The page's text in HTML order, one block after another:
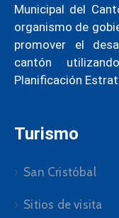
Municipal del
organismo de
promover el
cantón
Planificación
Turismo
San Cristóbal
Sitios de visita